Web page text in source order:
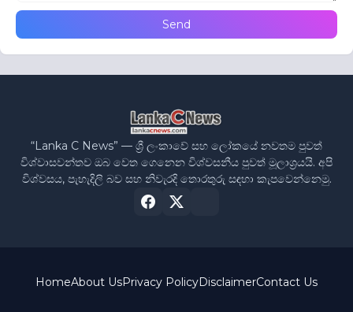
“Lanka C News” — ශ්‍රී ලංකාවේ සහ ලෝකයේ නවතම පුවත්
විශ්වාසවන්තව ඔබ වෙත ගෙනෙන විශ්වසනීය පුවත් මූලාශ්‍රයයි. අපි
විශ්වසය, පැහැදිලි බව සහ නිවැරදි තොරතුරු සඳහා කැපවෙන්නෙමු.
HomeAbout UsPrivacy PolicyDisclaimerContact Us